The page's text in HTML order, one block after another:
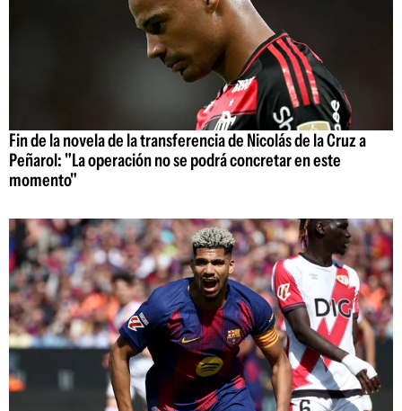
Fin de la novela de la transferencia de Nicolás de la Cruz a
Peñarol: "La operación no se podrá concretar en este
momento"